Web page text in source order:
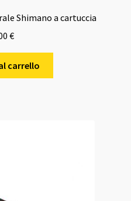
Shimano a cartuccia
€
carrello